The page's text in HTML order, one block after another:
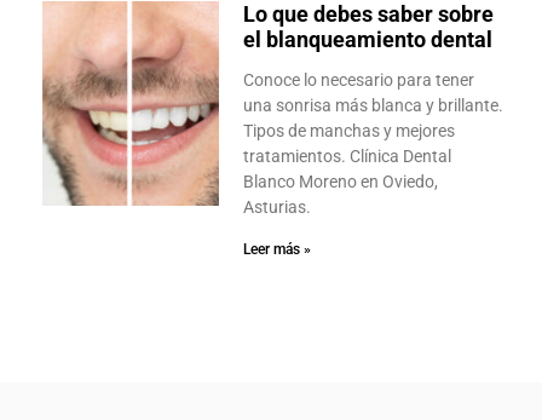
Lo que debes saber sobre
el blanqueamiento dental
Conoce lo necesario para tener
una sonrisa más blanca y brillante.
Tipos de manchas y mejores
tratamientos. Clínica Dental
Blanco Moreno en Oviedo,
Asturias.
Leer más »